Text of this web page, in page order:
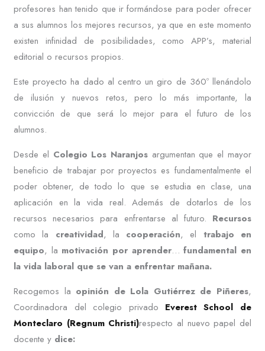
profesores han tenido que ir formándose para poder ofrecer
a sus alumnos los mejores recursos, ya que en este momento
existen infinidad de posibilidades, como APP’s, material
editorial o recursos propios.
Este proyecto ha dado al centro un giro de 360º llenándolo
de ilusión y nuevos retos, pero lo más importante, la
convicción de que será lo mejor para el futuro de los
alumnos.
Desde el Colegio Los Naranjos argumentan que el mayor
beneficio de trabajar por proyectos es fundamentalmente el
poder obtener, de todo lo que se estudia en clase, una
aplicación en la vida real. Además de dotarlos de los
recursos necesarios para enfrentarse al futuro. Recursos
como la creatividad, la cooperación, el trabajo en
equipo, la motivación por aprender…fundamental en
la vida laboral que se van a enfrentar mañana.
Recogemos la opinión de Lola Gutiérrez de Piñeres,
Coordinadora del colegio privado Everest School de
Monteclaro (Regnum Christi)respecto al nuevo papel del
docente y dice: